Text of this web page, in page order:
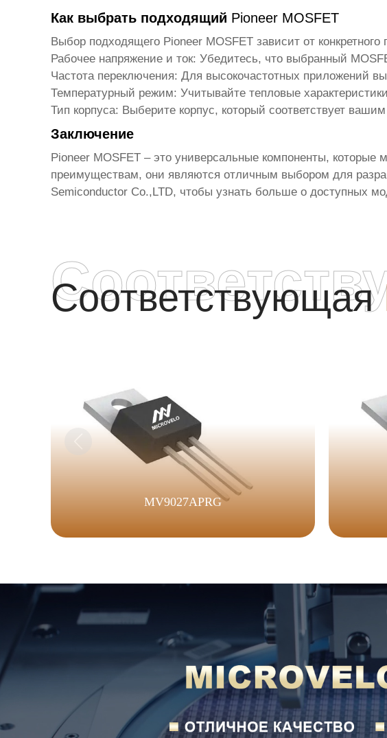
Как выбрать подходящий Pioneer MOSFET
Выбор подходящего Pioneer MOSFETзависит от
Рабочее напряжение и ток: Убедитесь, что выбранный
Частота переключения: Для высокочастотных приложений
Температурный режим: Учитывайте тепловые
Тип корпуса: Выберите корпус, который соответствует
Заключение
Pioneer MOSFET– это универсальные компоненты, которые
преимуществам, они являются отличным выбором для
Semiconductor Co.,LTD, чтобы узнать больше о доступных
Соответствующая
MV9027APRG